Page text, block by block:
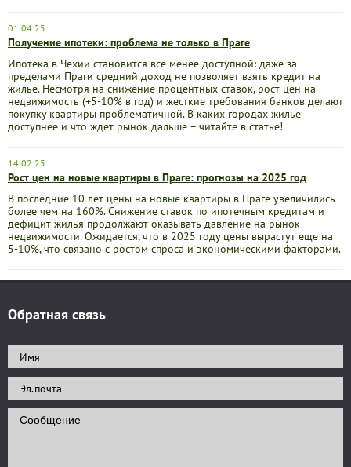
01.04.25
Получение ипотеки: проблема не только в Праге
Ипотека в Чехии становится все менее доступной: даже за
пределами Праги средний доход не позволяет взять кредит на
жилье. Несмотря на снижение процентных ставок, рост цен на
недвижимость (+5-10% в год) и жесткие требования банков делают
покупку квартиры проблематичной. В каких городах жилье
доступнее и что ждет рынок дальше – читайте в статье!
14.02.25
Рост цен на новые квартиры в Праге: прогнозы на 2025 год
В последние 10 лет цены на новые квартиры в Праге увеличились
более чем на 160%. Снижение ставок по ипотечным кредитам и
дефицит жилья продолжают оказывать давление на рынок
недвижимости. Ожидается, что в 2025 году цены вырастут еще на
5-10%, что связано с ростом спроса и экономическими факторами.
Обратная связь